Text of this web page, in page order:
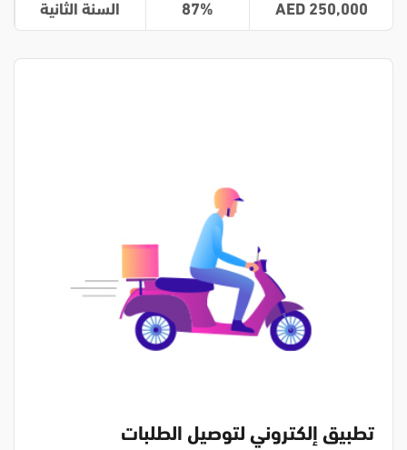
250,000
87 السنة الثانية
تطبيق إلكتروني لتوصيل الطلبات